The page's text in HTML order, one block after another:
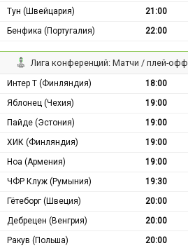
Тун (Швейцария)
21:00
Бенфика (Португалия)
22:00
Лига конференций: Матчи / плей-офф
Интер Т (Финляндия) 18:00
Яблонец (Чехия)
19:00
Пайде (Эстония)
19:00
ХИК (Финляндия)
19:00
Ноа (Армения)
19:00
ЧФР Клуж (Румыния)
19:30
Гётеборг (Швеция)
20:00
Дебрецен (Венгрия)
20:00
Ракув (Польша)
20:00